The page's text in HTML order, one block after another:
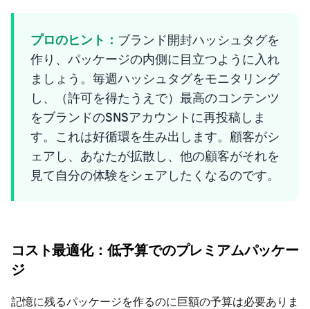
プロのヒント： ブランド開封ハッシュタグを
作り、パッケージの内側に目立つように入れ
ましょう。毎週ハッシュタグをモニタリング
し、（許可を得たうえで）最高のコンテンツ
をブランドのSNSアカウントに再投稿しま
す。これは好循環を生み出します。顧客がシ
ェアし、あなたが拡散し、他の顧客がそれを
見て自分の体験をシェアしたくなるのです。
コスト最適化：低予算でのプレミアムパッケー
ジ
記憶に残るパッケージを作るのに巨額の予算は必要ありま